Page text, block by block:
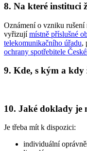
8. Na které instituci
Oznámení o vzniku
vyřizujímístně příslušné
telekomunikačního úřadu,
ochrany spotřebitele
9. Kde, s kým a kdy
10. Jaké doklady je
Je třeba mít k dispozici:
individuální